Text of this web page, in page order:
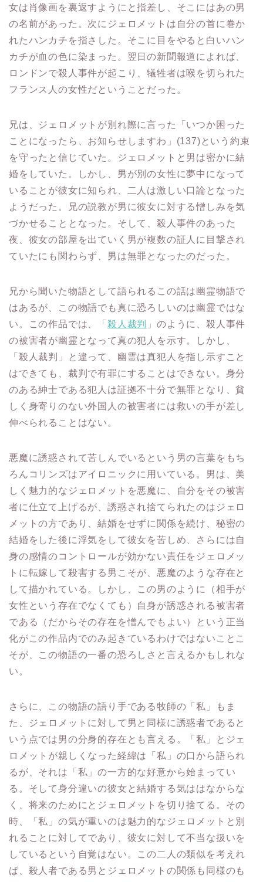
女は肖像画を裏返すようにと指差し、そこにはあの男
の名前があった。次にジェロメットは自分の首に巻か
れたハンカチを指さした。そこに目をやると白いハン
カチが血の色に染まった。翌日の新聞報道によれば、
ロンドンで殺人事件が起こり、犠牲者は喉を切られた
フランス人の女性だということだった。
兄は、ジェロメットが別れ際に言った「いつか困った
ことになったら、お知らせしますわ」(137)という約束
を守ったと信じていた。ジェロメットと男は密かに結
婚をしていた。しかし、男が別の女性に夢中になって
いることが彼女に知られ、二人は激しい口論となった
ようだった。兄の説教が男に彼女に対する憎しみを気
づかせることとなった。そして、殺人事件のあった
夜、彼女の部屋を出ていく男が複数の証人に目撃され
ていたにも関わらず、男は無罪となったのだった。
兄から聞いた物語として語られるこの話は幽霊物語で
はあるが、この物語でも真に恐ろしいのは幽霊ではな
い。この作品では、「 殺人裁判
」のように、殺人事件
の被害者が幽霊となって真の犯人を示す。しかし、
「殺人裁判」と違って、幽霊は真犯人を指し示すこと
はできても、裁判で有罪にすることはできない。身分
のある紳士である犯人は証拠不十分で無罪となり、貧
しく身寄りのない外国人の被害者には救いの手が差し
伸べられることはない。
悪魔に誘惑されて苦しんでいるという男の言葉をもち
ろんコリンズはアイロニックに用いている。男は、美
しく魅力的なジェロメットを悪魔に、自分をその被害
者に仕立て上げるが、誘惑され捨てられたのはジェロ
メットの方であり、結婚をせずに関係を続け、秘密の
結婚をした後に浮気をして彼女を苦しめ、さらには自
身の感情のコントロールが効かない責任をジェロメッ
トに転嫁して殺害する男こそが、悪魔のような存在と
して描かれている。しかし、この男のように（相手が
女性という存在でなくても）自身が誘惑される被害者
である（だからその存在を憎んでもよい）という正当
化がこの作品内でのみ起きているわけではないことこ
そが、この物語の一番の恐ろしさと言えるかもしれな
い。
さらに、この物語の語り手である牧師の「私」もま
た、ジェロメットに対して男と同様に誘惑者であると
いう点では男の分身的存在とも言える。「私」とジェ
ロメットが親しくなった経緯は「私」の口から語られ
るが、それは「私」の一方的な好意から始まってい
る。そして身分違いの彼女と結婚する気ははなからな
く、将来のためにとジェロメットを切り捨てる。その
時、「私」の気が重いのは魅力的なジェロメットと別
れることに対してであり、彼女に対して不当な扱いを
しているという自覚はない。この二人の類似を考えれ
ば、殺人者である男とジェロメットの関係も同様のも